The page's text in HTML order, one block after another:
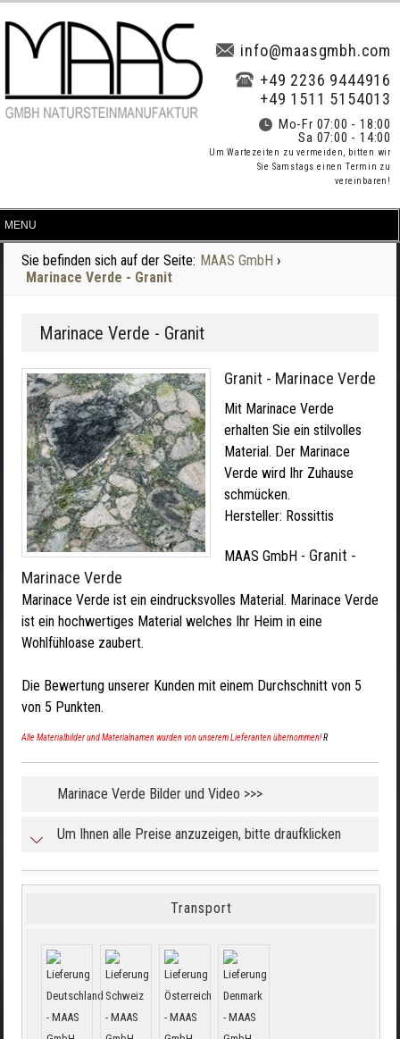
info@maasgmbh.com
+49 2236 9444916
+49 1511 5154013
Mo-Fr 07:00 - 18:00
Sa 07:00 - 14:00
Um Wartezeiten zu vermeiden, bitten wir
Sie Samstags einen Termin zu
vereinbaren!
Sie befinden sich auf der Seite: MAAS GmbH ›
Marinace Verde - Granit
Marinace Verde - Granit
Granit - Marinace Verde
Mit Marinace Verde
erhalten Sie ein stilvolles
Material. Der Marinace
Verde wird Ihr Zuhause
schmücken.
Hersteller: Rossittis
MAAS GmbH - Granit -
Marinace Verde
Marinace Verde ist ein eindrucksvolles Material. Marinace Verde
ist ein hochwertiges Material welches Ihr Heim in eine
Wohlfühloase zaubert.
Die Bewertung unserer Kunden mit einem Durchschnitt von 5
von 5 Punkten.
Alle Materialbilder und Materialnamen wurden von unserem Lieferanten übernommen!R
Marinace Verde Bilder und Video >>>
Um Ihnen alle Preise anzuzeigen, bitte draufklicken
Transport